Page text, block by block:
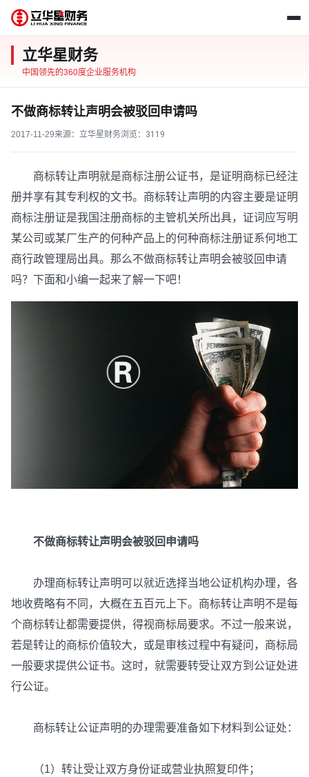
立华星财务
中国领先的360度企业服务机构
不做商标转让声明会被驳回申请吗
2017-11-29来源：立华星财务浏览： 3119
商标转让声明就是商标注册公证书，是证明商标已经注
册并享有其专利权的文书。商标转让声明的内容主要是证明
商标注册证是我国注册商标的主管机关所出具，证词应写明
某公司或某厂生产的何种产品上的何种商标注册证系何地工
商行政管理局出具。那么不做商标转让声明会被驳回申请
吗？下面和小编一起来了解一下吧！
不做商标转让声明会被驳回申请吗
办理商标转让声明可以就近选择当地公证机构办理，各
地收费略有不同，大概在五百元上下。商标转让声明不是每
个商标转让都需要提供，得视商标局要求。不过一般来说，
若是转让的商标价值较大，或是审核过程中有疑问，商标局
一般要求提供公证书。这时，就需要转受让双方到公证处进
行公证。
商标转让公证声明的办理需要准备如下材料到公证处：
（1）转让受让双方身份证或营业执照复印件；